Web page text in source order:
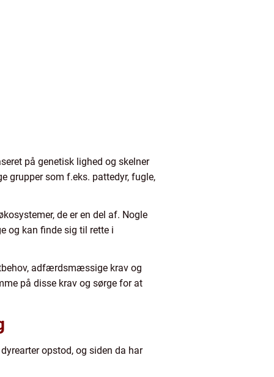
på genetisk lighed og skelner
grupper som f.eks. pattedyr, fugle,
de er en del af. Nogle
og kan finde sig til rette i
adfærdsmæssige krav og
på disse krav og sørge for at
opstod, og siden da har